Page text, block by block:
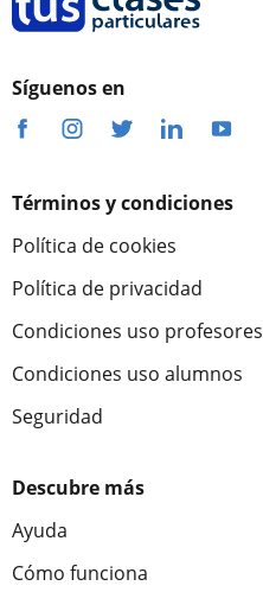
Síguenos en
Términos y condiciones
Política de cookies
Política de privacidad
Condiciones uso profesores
Condiciones uso alumnos
Seguridad
Descubre más
Ayuda
Cómo funciona